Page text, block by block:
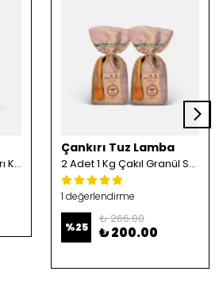
10 Kg Öğütülmüş Çankırı Kristal Kaya Tuzu
Çankırı Tuz Lamba
2 Adet 1 Kg Çakıl Granül Sofrada Öğütme Tuzu
1 değerlendirme
%25
₺ 266.00
₺ 200.00